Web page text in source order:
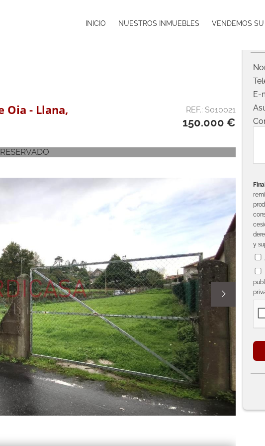
INICIO NUESTROS INMUEBLES VENDEMOS
E-
y
Oia - Llana, REF.: S010021
150.000 €
RESERVADO
